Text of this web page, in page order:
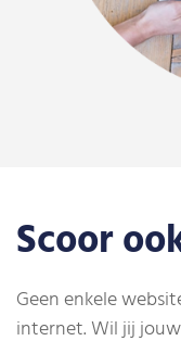
Scoor
Geen enkele
internet. Wil jij